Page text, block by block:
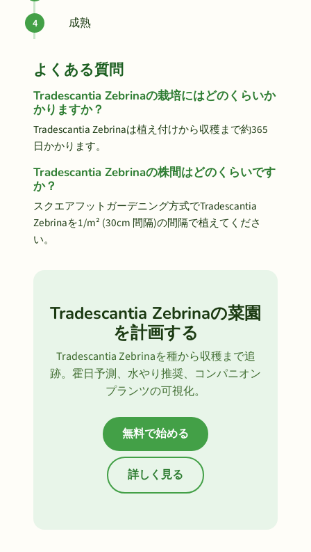
成熟
よくある質問
Tradescantia Zebrinaの栽培にはどのくらいか
かりますか？
Tradescantia Zebrinaは植え付けから収穫まで約365
日かかります。
Tradescantia Zebrinaの株間はどのくらいです
か？
スクエアフットガーデニング方式でTradescantia
Zebrinaを1/m² (30cm 間隔)の間隔で植えてくださ
い。
Tradescantia Zebrinaの菜園
を計画する
Tradescantia Zebrinaを種から収穫まで追
跡。霍日予測、水やり推奨、コンパニオン
プランツの可視化。
無料で始める
詳しく見る